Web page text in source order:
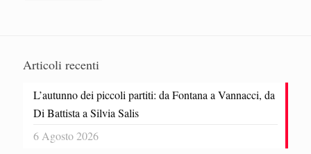
Articoli recenti
L’autunno dei piccoli partiti: da Fontana a Vannacci, da
Di Battista a Silvia Salis
6 Agosto 2026